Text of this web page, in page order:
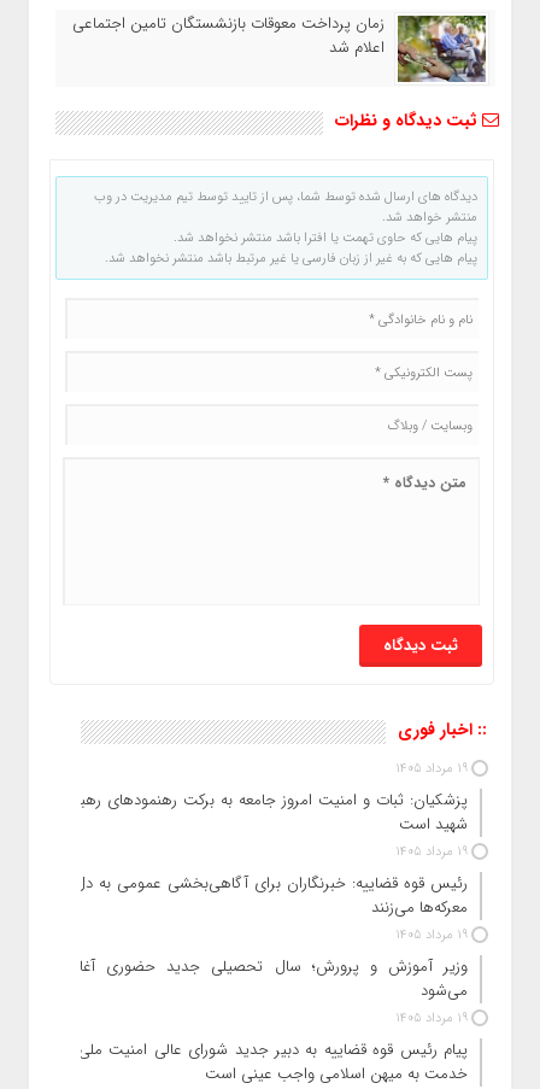
زمان پرداخت معوقات بازنشستگان تامین اجتماعی
اعلام شد
ثبت دیدگاه و نظرات
دیدگاه های ارسال شده توسط شما، پس از تایید توسط تیم مدیریت در وب
منتشر خواهد شد.
پیام هایی که حاوی تهمت یا افترا باشد منتشر نخواهد شد.
پیام هایی که به غیر از زبان فارسی یا غیر مرتبط باشد منتشر نخواهد شد.
:: اخبار فوری
19 مرداد 1405
پزشکیان: ثبات و امنیت امروز جامعه به برکت رهنمودهای رهبر
شهید است
19 مرداد 1405
رئیس قوه قضاییه: خبرنگاران برای آگاهی‌بخشی عمومی به دل
معرکه‌ها می‌زنند
19 مرداد 1405
وزیر آموزش‌ و پرورش؛ سال تحصیلی جدید حضوری آغاز
می‌شود
19 مرداد 1405
پیام رئیس قوه قضاییه به دبیر جدید شورای عالی امنیت ملی:
خدمت به میهن اسلامی واجب عینی است